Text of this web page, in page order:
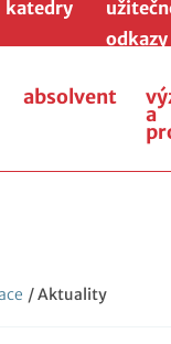
katedry
odkazy
absolvent
a
/ Aktuality